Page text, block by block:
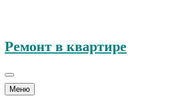
Ремонт в квартире
Меню